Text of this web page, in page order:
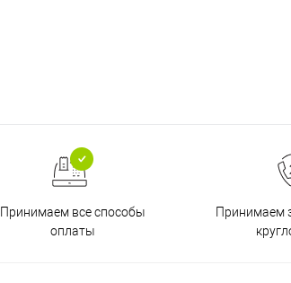
Принимаем все способы
оплаты
Принимаем